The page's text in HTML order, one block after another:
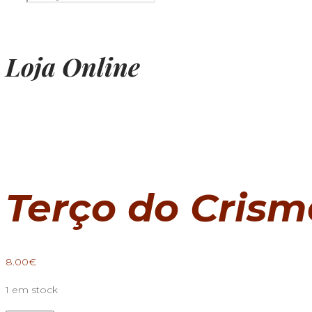
Loja Online
Terço do
8.00€
1 em stock